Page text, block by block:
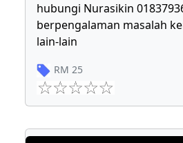
hubungi Nurasikin
berpengalaman masalah
lain-lain
RM 25